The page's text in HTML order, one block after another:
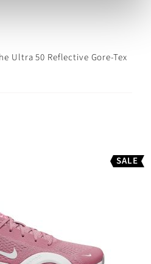
Ultra 50 Reflective Gore-Tex
SALE